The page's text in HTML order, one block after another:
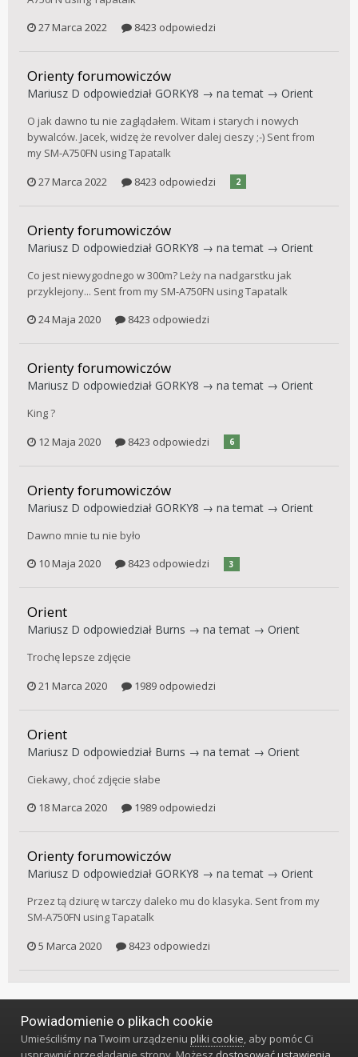
27 Marca 2022
8423 odpowiedzi
Orienty forumowiczów
Mariusz D odpowiedział GORKY8 → na temat → Orient
O jak dawno tu nie zaglądałem. Witam i starych i nowych
bywalców. Jacek, widzę że revolver dalej cieszy ;-) Sent from
my SM-A750FN using Tapatalk
27 Marca 2022
8423 odpowiedzi 2
Orienty forumowiczów
Mariusz D odpowiedział GORKY8 → na temat → Orient
Co jest niewygodnego w 300m? Leży na nadgarstku jak
przyklejony... Sent from my SM-A750FN using Tapatalk
24 Maja 2020
8423 odpowiedzi
Orienty forumowiczów
Mariusz D odpowiedział GORKY8 → na temat → Orient
King ?
12 Maja 2020
8423 odpowiedzi 6
Orienty forumowiczów
Mariusz D odpowiedział GORKY8 → na temat → Orient
Dawno mnie tu nie było
10 Maja 2020
8423 odpowiedzi 3
Orient
Mariusz D odpowiedział Burns → na temat → Orient
Trochę lepsze zdjęcie
21 Marca 2020
1989 odpowiedzi
Orient
Mariusz D odpowiedział Burns → na temat → Orient
Ciekawy, choć zdjęcie słabe
18 Marca 2020
1989 odpowiedzi
Orienty forumowiczów
Mariusz D odpowiedział GORKY8 → na temat → Orient
Przez tą dziurę w tarczy daleko mu do klasyka. Sent from my
SM-A750FN using Tapatalk
5 Marca 2020
8423 odpowiedzi
Język Styl Polityka prywatności
Klub Miłośników Zegarów i Zegarków
Powiadomienie o plikach cookie
Umieściliśmy na Twoim urządzeniupliki cookie, aby pomóc Ci